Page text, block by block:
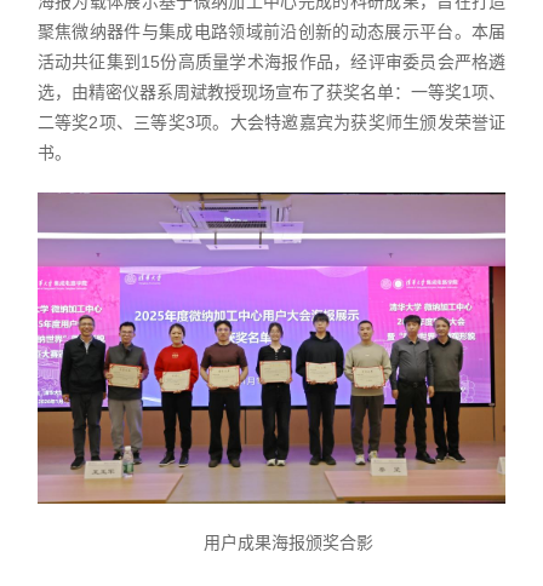
聚焦微纳器件与集成电路领域前沿创新的动态展示平台。本届
活动共征集到15份高质量学术海报作品，经评审委员会严格遴
选，由精密仪器系周斌教授现场宣布了获奖名单：一等奖1项、
二等奖2项、三等奖3项。大会特邀嘉宾为获奖师生颁发荣誉证
书。
用户成果海报颁奖合影